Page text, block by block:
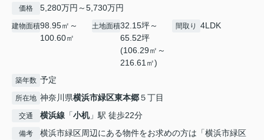
価格 5,280万円～5,730万円
建物面積98.95㎡～
100.60㎡
土地面積32.15坪～
65.52坪
(106.29㎡～
216.61㎡)
間取り 4LDK
築年数 予定
所在地 神奈川県横浜市緑区東本郷５丁目
交通 横浜線 「小机」駅 徒歩22分
備考
横浜市緑区周辺にある物件をお求めの方は「横浜市緑区